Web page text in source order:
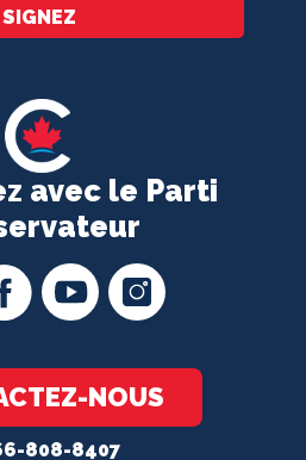
avec le Parti
NOUS
808-8407
SIGNEZ